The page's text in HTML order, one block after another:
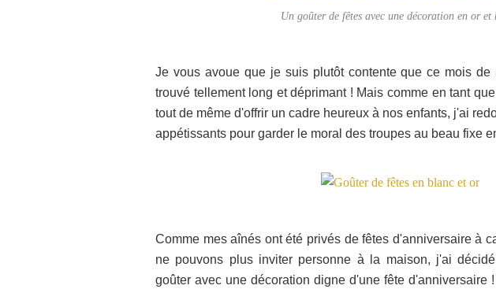
Un goûter de fêtes avec une décoration en or et
Je vous avoue que je suis plutôt contente que ce mois de
trouvé tellement long et déprimant ! Mais comme en tant
tout de même d'offrir un cadre heureux à nos enfants, j'ai
appétissants pour garder le moral des troupes au beau fixe
Comme mes aînés ont été privés de fêtes d'anniversaire à
ne pouvons plus inviter personne à la maison, j'ai
goûter avec une décoration digne d'une fête d'anniversaire